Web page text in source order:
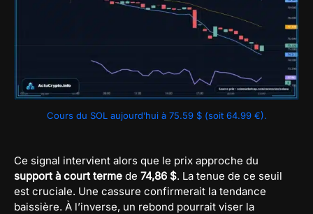
Cours du SOL aujourd’hui à 75.59 $ (soit 64.99 €).
Ce signal intervient alors que le prix approche du
support à court terme de 74,86 $. La tenue de ce seuil
est cruciale. Une cassure confirmerait la tendance
baissière. À l’inverse, un rebond pourrait viser la